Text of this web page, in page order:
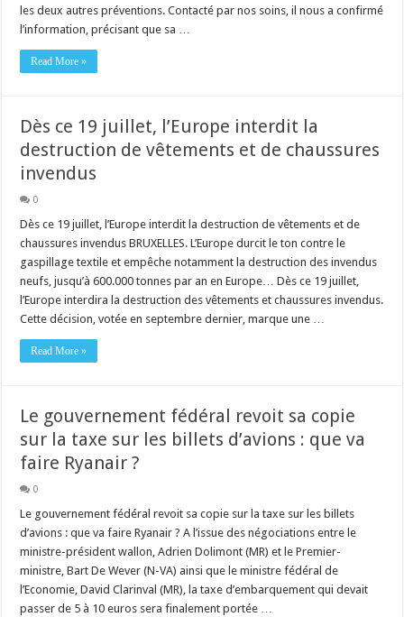
les deux autres préventions. Contacté par nos soins, il nous a confirmé
l’information, précisant que sa …
Read More »
Dès ce 19 juillet, l’Europe interdit la
destruction de vêtements et de chaussures
invendus
0
Dès ce 19 juillet, l’Europe interdit la destruction de vêtements et de
chaussures invendus BRUXELLES. L’Europe durcit le ton contre le
gaspillage textile et empêche notamment la destruction des invendus
neufs, jusqu’à 600.000 tonnes par an en Europe… Dès ce 19 juillet,
l’Europe interdira la destruction des vêtements et chaussures invendus.
Cette décision, votée en septembre dernier, marque une …
Read More »
Le gouvernement fédéral revoit sa copie
sur la taxe sur les billets d’avions : que va
faire Ryanair ?
0
Le gouvernement fédéral revoit sa copie sur la taxe sur les billets
d’avions : que va faire Ryanair ? A l’issue des négociations entre le
ministre-président wallon, Adrien Dolimont (MR) et le Premier-
ministre, Bart De Wever (N-VA) ainsi que le ministre fédéral de
l’Economie, David Clarinval (MR), la taxe d’embarquement qui devait
passer de 5 à 10 euros sera finalement portée …